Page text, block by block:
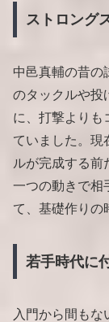
ストロング
中邑真輔の昔の
のタックルや投
に、打撃よりも
ていました。現
ルが完成する前
一つの動きで相
て、基礎作りの
若手時代に
入門から間もな